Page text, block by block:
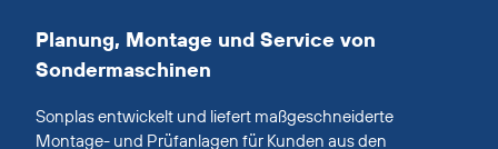
Planung, Montage und Service von
Sondermaschinen
Sonplas entwickelt und liefert maßgeschneiderte
Montage- und Prüfanlagen für Kunden aus den